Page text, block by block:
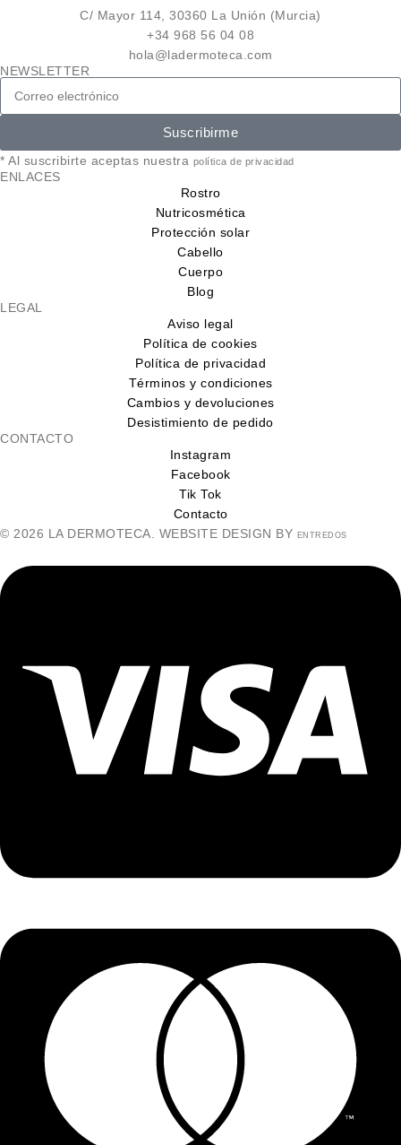
C/ Mayor 114, 30360 La Unión (Murcia)
+34 968 56 04 08
hola@ladermoteca.com
NEWSLETTER
Suscribirme
* Al suscribirte aceptas nuestra política de privacidad
ENLACES
Rostro
Nutricosmética
Protección solar
Cabello
Cuerpo
Blog
LEGAL
Aviso legal
Política de cookies
Política de privacidad
Términos y condiciones
Cambios y devoluciones
Desistimiento de pedido
CONTACTO
Instagram
Facebook
Tik Tok
Contacto
© 2026 LA DERMOTECA. WEBSITE DESIGN BY ENTREDOS